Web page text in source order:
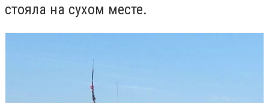
стояла на сухом месте.